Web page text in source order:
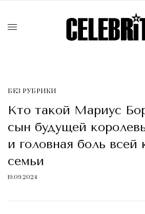
БЕЗ РУБРИКИ
Кто такой Мариус
сын будущей
и головная боль всей
семьи
19.09.2024